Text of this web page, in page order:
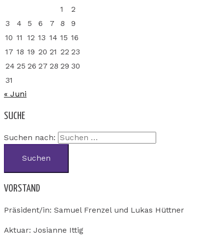
1
2
3
4 5 6 7 8
9
10 11 12 13 14 15 16
17 18 19 20 21 22 23
24 25 26 27 28 29 30
31
« Juni
SUCHE
Suchen nach:
VORSTAND
Präsident/in: Samuel Frenzel und Lukas Hüttner
Aktuar: Josianne Ittig